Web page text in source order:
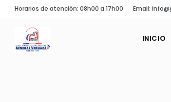
Horarios de atención: 08h00 a 17h00 Email:
INICIO